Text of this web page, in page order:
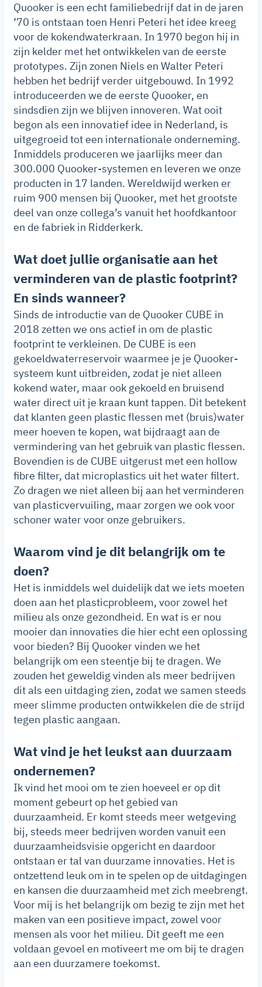
Quooker is een echt familiebedrijf dat in de jaren
’70 is ontstaan toen Henri Peteri het idee kreeg
voor de kokendwaterkraan. In 1970 begon hij in
zijn kelder met het ontwikkelen van de eerste
prototypes. Zijn zonen Niels en Walter Peteri
hebben het bedrijf verder uitgebouwd. In 1992
introduceerden we de eerste Quooker, en
sindsdien zijn we blijven innoveren. Wat ooit
begon als een innovatief idee in Nederland, is
uitgegroeid tot een internationale onderneming.
Inmiddels produceren we jaarlijks meer dan
300.000 Quooker-systemen en leveren we onze
producten in 17 landen. Wereldwijd werken er
ruim 900 mensen bij Quooker, met het grootste
deel van onze collega’s vanuit het hoofdkantoor
en de fabriek in Ridderkerk.
Wat doet jullie organisatie aan het
verminderen van de plastic footprint?
En sinds wanneer?
Sinds de introductie van de Quooker CUBE in
2018 zetten we ons actief in om de plastic
footprint te verkleinen. De CUBE is een
gekoeldwaterreservoir waarmee je je Quooker-
systeem kunt uitbreiden, zodat je niet alleen
kokend water, maar ook gekoeld en bruisend
water direct uit je kraan kunt tappen. Dit betekent
dat klanten geen plastic flessen met (bruis)water
meer hoeven te kopen, wat bijdraagt aan de
vermindering van het gebruik van plastic flessen.
Bovendien is de CUBE uitgerust met een hollow
fibre filter, dat microplastics uit het water filtert.
Zo dragen we niet alleen bij aan het verminderen
van plasticvervuiling, maar zorgen we ook voor
schoner water voor onze gebruikers.
Waarom vind je dit belangrijk om te
doen?
Het is inmiddels wel duidelijk dat we iets moeten
doen aan het plasticprobleem, voor zowel het
milieu als onze gezondheid. En wat is er nou
mooier dan innovaties die hier echt een oplossing
voor bieden? Bij Quooker vinden we het
belangrijk om een steentje bij te dragen. We
zouden het geweldig vinden als meer bedrijven
dit als een uitdaging zien, zodat we samen steeds
meer slimme producten ontwikkelen die de strijd
tegen plastic aangaan.
Wat vind je het leukst aan duurzaam
ondernemen?
Ik vind het mooi om te zien hoeveel er op dit
moment gebeurt op het gebied van
duurzaamheid. Er komt steeds meer wetgeving
bij, steeds meer bedrijven worden vanuit een
duurzaamheidsvisie opgericht en daardoor
ontstaan er tal van duurzame innovaties. Het is
ontzettend leuk om in te spelen op de uitdagingen
en kansen die duurzaamheid met zich meebrengt.
Voor mij is het belangrijk om bezig te zijn met het
maken van een positieve impact, zowel voor
mensen als voor het milieu. Dit geeft me een
voldaan gevoel en motiveert me om bij te dragen
aan een duurzamere toekomst.